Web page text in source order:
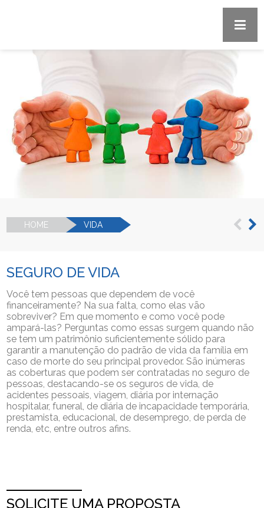
HOME VIDA
SEGURO DE VIDA
Você tem pessoas que dependem de você
financeiramente? Na sua falta, como elas vão
sobreviver? Em que momento e como você pode
ampará-las? Perguntas como essas surgem quando não
se tem um patrimônio suficientemente sólido para
garantir a manutenção do padrão de vida da família em
caso de morte do seu principal provedor. São inúmeras
as coberturas que podem ser contratadas no seguro de
pessoas, destacando-se os seguros de vida, de
acidentes pessoais, viagem, diária por internação
hospitalar, funeral, de diária de incapacidade temporária,
prestamista, educacional, de desemprego, de perda de
renda, etc, entre outros afins.
SOLICITE UMA PROPOSTA